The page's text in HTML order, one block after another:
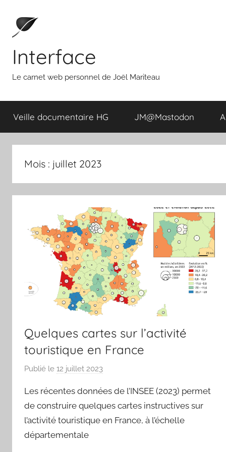
contenu
Interface
Le carnet web personnel de Joël Mariteau
Veille documentaire HG JM@Mastodon
Mois : juillet 2023
Quelques cartes sur l’activité
touristique en France
Publié le 12 juillet 2023
r
j
m
Les récentes données de l’INSEE (2023) permet
de construire quelques cartes instructives sur
l’activité touristique en France, à l’échelle
départementale